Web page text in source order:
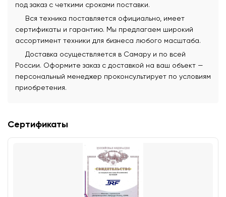
под заказ с четкими сроками поставки.
Вся техника поставляется официально, имеет
сертификаты и гарантию. Мы предлагаем широкий
ассортимент техники для бизнеса любого масштаба.
Доставка осуществляется в Самару и по всей
России. Оформите заказ с доставкой на ваш объект —
персональный менеджер проконсультирует по условиям
приобретения.
Сертификаты